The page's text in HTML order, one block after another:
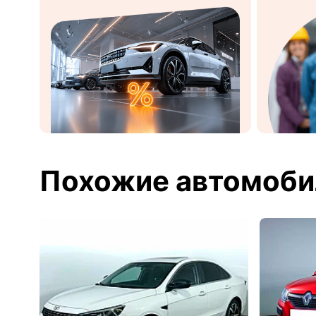
Похожие